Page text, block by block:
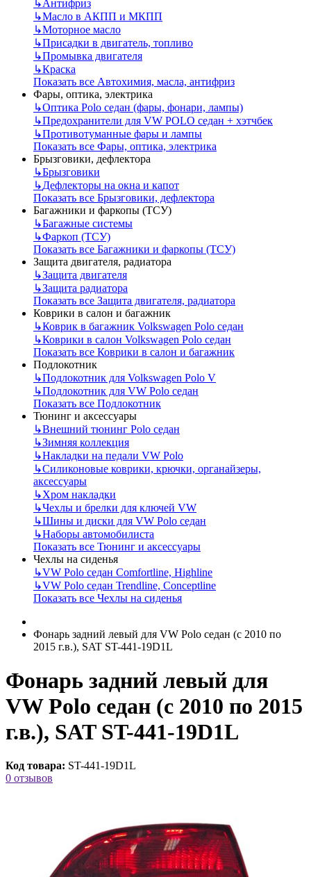
↳Антифриз
↳Масло в АКПП и МКПП
↳Моторное масло
↳Присадки в двигатель, топливо
↳Промывка двигателя
↳Краска
Показать все Автохимия, масла, антифриз
Фары, оптика, электрика
↳Оптика Polo седан (фары, фонари, лампы)
↳Предохранители для VW POLO седан + хэтчбек
↳Противотуманные фары и лампы
Показать все Фары, оптика, электрика
Брызговики, дефлектора
↳Брызговики
↳Дефлекторы на окна и капот
Показать все Брызговики, дефлектора
Багажники и фаркопы (ТСУ)
↳Багажные системы
↳Фаркоп (ТСУ)
Показать все Багажники и фаркопы (ТСУ)
Защита двигателя, радиатора
↳Защита двигателя
↳Защита радиатора
Показать все Защита двигателя, радиатора
Коврики в салон и багажник
↳Коврик в багажник Volkswagen Polo седан
↳Коврики в салон Volkswagen Polo седан
Показать все Коврики в салон и багажник
Подлокотник
↳Подлокотник для Volkswagen Polo V
↳Подлокотник для VW Polo седан
Показать все Подлокотник
Тюнинг и аксессуары
↳Внешний тюнинг Polo седан
↳Зимняя коллекция
↳Накладки на педали VW Polo
↳Силиконовые коврики, крючки, органайзеры,
аксессуары
↳Хром накладки
↳Чехлы и брелки для ключей VW
↳Шины и диски для VW Polo седан
↳Наборы автомобилиста
Показать все Тюнинг и аксессуары
Чехлы на сиденья
↳VW Polo седан Comfortline, Highline
↳VW Polo седан Trendline, Conceptline
Показать все Чехлы на сиденья
Фонарь задний левый для VW Polo седан (с 2010 по
2015 г.в.), SAT ST-441-19D1L
Фонарь задний левый для
VW Polo седан (с 2010 по 2015
г.в.), SAT ST-441-19D1L
Код товара: ST-441-19D1L
0 отзывов